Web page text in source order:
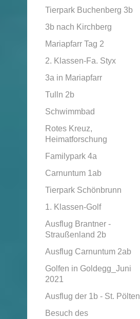
Tierpark Buchenberg 3b
3b nach Kirchberg
Mariapfarr Tag 2
2. Klassen-Fa. Styx
3a in Mariapfarr
Tulln 2b
Schwimmbad
Rotes Kreuz,
Heimatforschung
Familypark 4a
Carnuntum 1ab
Tierpark Schönbrunn
1. Klassen-Golf
Ausflug Brantner -
Straußenland 2b
Ausflug Carnuntum 2ab
Golfen in Goldegg_Juni
2021
Ausflug der 1b - St. Pölten
Besuch des